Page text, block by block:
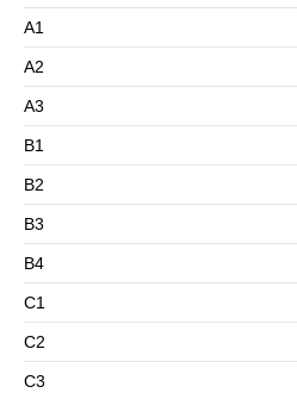
A1
A2
A3
B1
B2
B3
B4
C1
C2
C3